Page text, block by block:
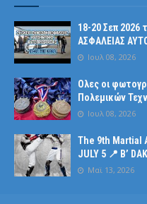
18-20 Σεπ 2026
ΑΣΦΑΛΕΙΑΣ
Ιουλ 08, 2026
Ολες οι
Πολεμικών
Ιουλ 08, 2026
The 9th Martial
JULY 5 📍 B’
Μαϊ 13, 2026